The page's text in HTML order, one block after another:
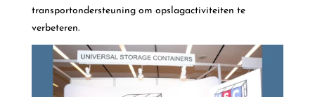
transportondersteuning om opslagactiviteiten te
verbeteren.